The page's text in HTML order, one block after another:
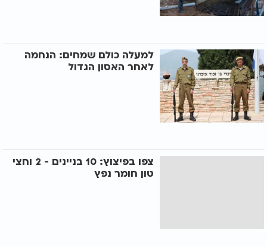
למעלה כולם שמחים: הנחמה
לאחר האסון הגדול
צפו בפיצוץ: 10 בניינים - 2 וחצי
טון חומר נפץ